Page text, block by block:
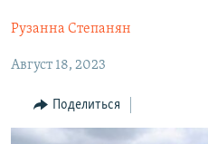
Перейти
РЕГИОН
НАГОРНЫЙ КАРАБАХ
КУЛЬТУРА
СПОРТ
Рузанна Степанян
Август 18, 2023
Поделиться